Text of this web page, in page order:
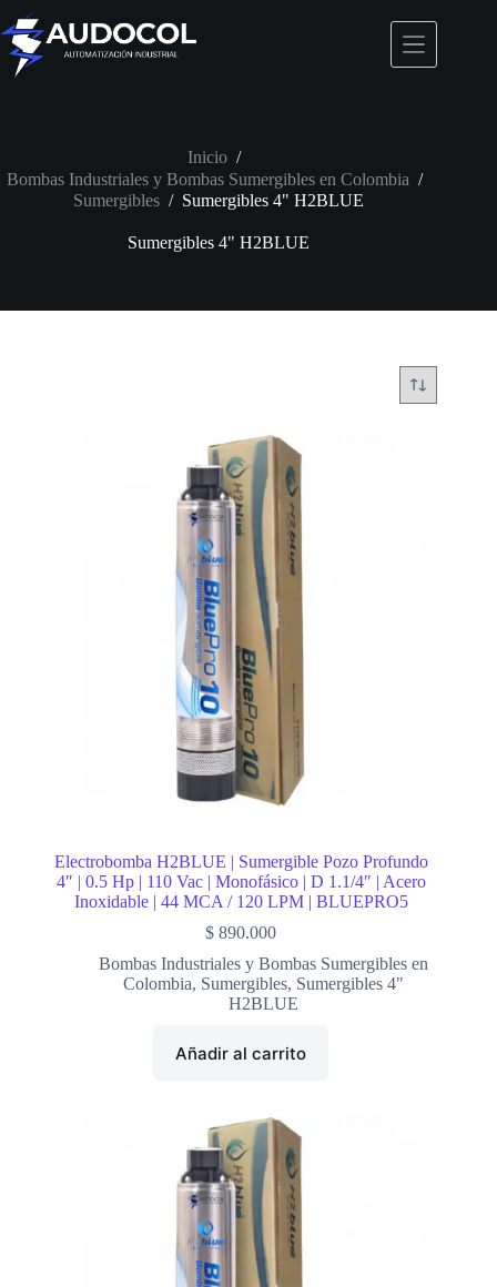
Saltar
al
contenido
Inicio /
Bombas Industriales y Bombas Sumergibles en Colombia /
Sumergibles / Sumergibles 4" H2BLUE
Sumergibles 4" H2BLUE
Electrobomba H2BLUE | Sumergible Pozo Profundo
4″ | 0.5 Hp | 110 Vac | Monofásico | D 1.1/4″ | Acero
Inoxidable | 44 MCA / 120 LPM | BLUEPRO5
$ 890.000
Bombas Industriales y Bombas Sumergibles en
Colombia, Sumergibles, Sumergibles 4"
H2BLUE
Añadir al carrito